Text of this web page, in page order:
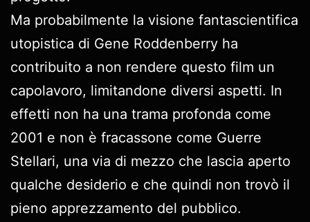
Ma probabilmente la visione fantascientifica
utopistica di Gene Roddenberry ha
contribuito a non rendere questo film un
capolavoro, limitandone diversi aspetti. In
effetti non ha una trama profonda come
2001 e non è fracassone come Guerre
Stellari, una via di mezzo che lascia aperto
qualche desiderio e che quindi non trovò il
pieno apprezzamento del pubblico.